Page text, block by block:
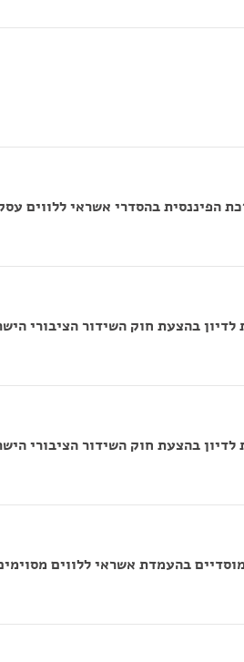
הפיננסית בהסדרי אשראי ללווים
בהצעת חוק השידור הציבורי
בהצעת חוק השידור הציבורי
בהעמדת אשראי ללווים